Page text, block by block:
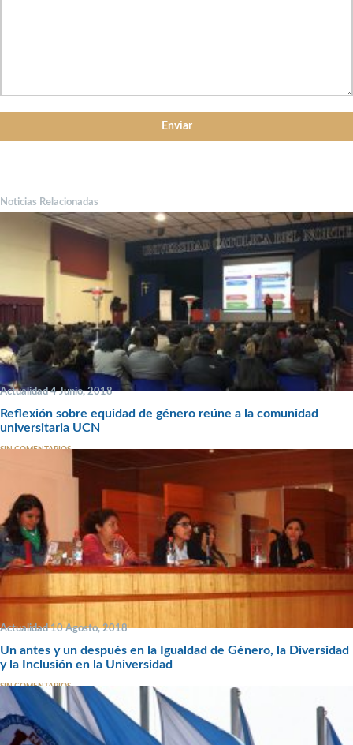
Noticias Relacionadas
Actualidad 4 Junio, 2018
Reflexión sobre equidad de género reúne a la comunidad
universitaria UCN
SIN COMENTARIOS
Actualidad 10 Agosto, 2018
Un antes y un después en la Igualdad de Género, la Diversidad
y la Inclusión en la Universidad
SIN COMENTARIOS